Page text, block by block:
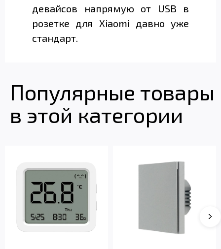
девайсов напрямую от USB в
розетке для Xiaomi давно уже
стандарт.
Популярные товары
в этой категории